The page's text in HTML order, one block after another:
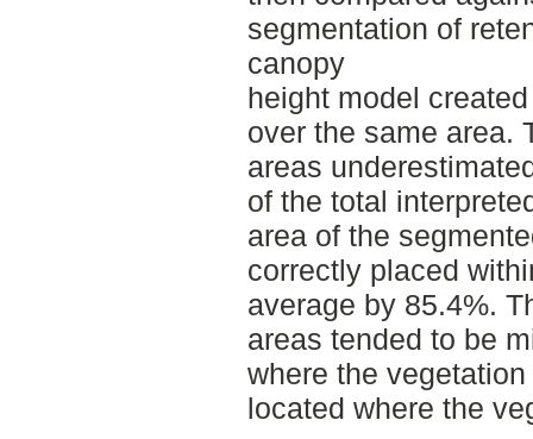
segmentation of
canopy
height model
over the same area.
areas
of the total
area of the
correctly placed
average by 85.4%.
areas tended to be
where the
located where the